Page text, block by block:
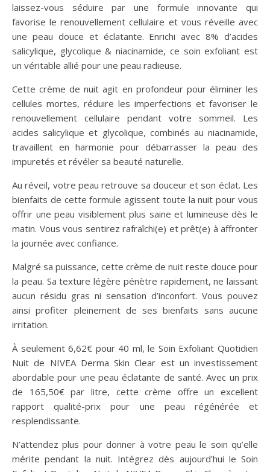
laissez-vous séduire par une formule innovante qui
favorise le renouvellement cellulaire et vous réveille avec
une peau douce et éclatante. Enrichi avec 8% d’acides
salicylique, glycolique & niacinamide, ce soin exfoliant est
un véritable allié pour une peau radieuse.
Cette crème de nuit agit en profondeur pour éliminer les
cellules mortes, réduire les imperfections et favoriser le
renouvellement cellulaire pendant votre sommeil. Les
acides salicylique et glycolique, combinés au niacinamide,
travaillent en harmonie pour débarrasser la peau des
impuretés et révéler sa beauté naturelle.
Au réveil, votre peau retrouve sa douceur et son éclat. Les
bienfaits de cette formule agissent toute la nuit pour vous
offrir une peau visiblement plus saine et lumineuse dès le
matin. Vous vous sentirez rafraîchi(e) et prêt(e) à affronter
la journée avec confiance.
Malgré sa puissance, cette crème de nuit reste douce pour
la peau. Sa texture légère pénètre rapidement, ne laissant
aucun résidu gras ni sensation d’inconfort. Vous pouvez
ainsi profiter pleinement de ses bienfaits sans aucune
irritation.
À seulement 6,62€ pour 40 ml, le Soin Exfoliant Quotidien
Nuit de NIVEA Derma Skin Clear est un investissement
abordable pour une peau éclatante de santé. Avec un prix
de 165,50€ par litre, cette crème offre un excellent
rapport qualité-prix pour une peau régénérée et
resplendissante.
N’attendez plus pour donner à votre peau le soin qu’elle
mérite pendant la nuit. Intégrez dès aujourd’hui le Soin